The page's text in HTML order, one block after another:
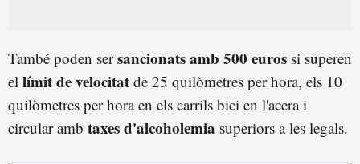
També poden sersancionats amb 500 euros si superen
el límit de velocitat de 25 quilòmetres per hora, els 10
quilòmetres per hora en els carrils bici en l'acera i
circular amb taxes d'alcoholemia superiors a les legals.